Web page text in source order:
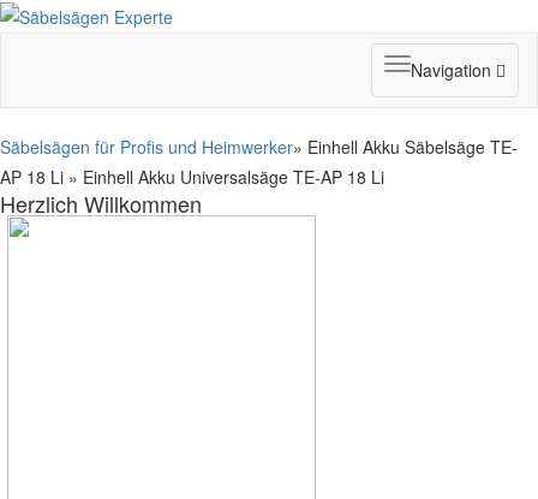
Toggle
navigation
Navigation
Säbelsägen für Profis und Heimwerker» Einhell Akku Säbelsäge TE-
AP 18 Li » Einhell Akku Universalsäge TE-AP 18 Li
Herzlich Willkommen